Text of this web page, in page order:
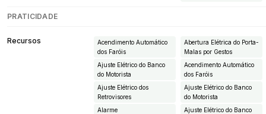
PRATICIDADE
Recursos
Acendimento Automático
dos Faróis
Ajuste Elétrico do Banco
do Motorista
Ajuste Elétrico dos
Retrovisores
Alarme
Abertura Elétrica do Porta-
Malas por Gestos
Acendimento Automático
dos Faróis
Ajuste Elétrico do Banco
do Motorista
Ajuste Elétrico do Banco